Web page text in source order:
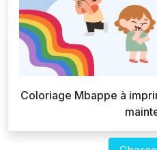
Coloriage Mbappe à